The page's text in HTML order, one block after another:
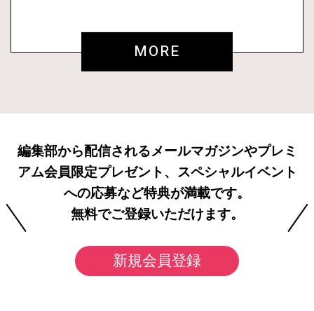
MORE
編集部から配信されるメールマガジンやプレミ
アム会員限定プレゼント、スペシャルイベント
への応募など特典が満載です。
無料でご登録いただけます。
新規会員登録